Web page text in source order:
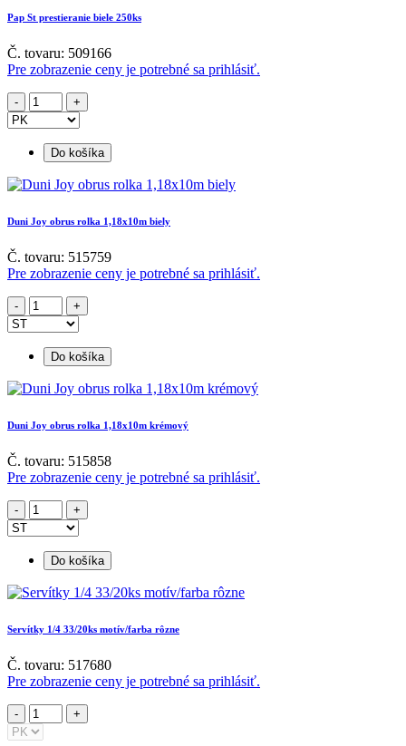
Pap St prestieranie biele 250ks
Č. tovaru: 509166
Pre zobrazenie ceny je potrebné sa prihlásiť.
Do košíka
Duni Joy obrus rolka 1,18x10m biely
Č. tovaru: 515759
Pre zobrazenie ceny je potrebné sa prihlásiť.
Do košíka
Duni Joy obrus rolka 1,18x10m krémový
Č. tovaru: 515858
Pre zobrazenie ceny je potrebné sa prihlásiť.
Do košíka
Servítky 1/4 33/20ks motív/farba rôzne
Č. tovaru: 517680
Pre zobrazenie ceny je potrebné sa prihlásiť.